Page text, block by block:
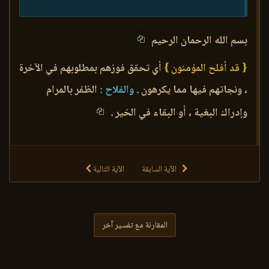
بسم الله الرحمان الرحيم
{ قد أفلح المؤمنون } أي تحقق فوزهم بمطلوبهم في الآخرة
، ونجاتهم فيها مما يكرهون .والفلاح : الظفر بالمرام
وإدراك البغية ، أو البقاء في الخير .
الآية السابقة الآية التالية
المقارنة مع تفسير آخر